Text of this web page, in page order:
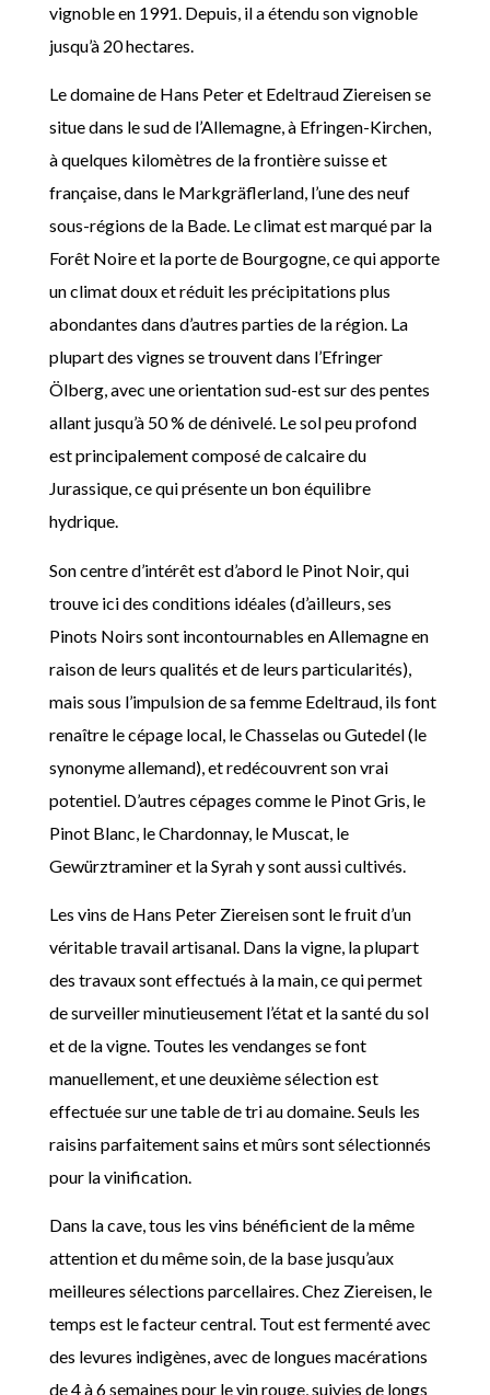
vignoble en 1991. Depuis, il a étendu son vignoble
jusqu’à 20 hectares.
Le domaine de Hans Peter et Edeltraud Ziereisen se
situe dans le sud de l’Allemagne, à Efringen-Kirchen,
à quelques kilomètres de la frontière suisse et
française, dans le Markgräflerland, l’une des neuf
sous-régions de la Bade. Le climat est marqué par la
Forêt Noire et la porte de Bourgogne, ce qui apporte
un climat doux et réduit les précipitations plus
abondantes dans d’autres parties de la région. La
plupart des vignes se trouvent dans l’Efringer
Ölberg, avec une orientation sud-est sur des pentes
allant jusqu’à 50 % de dénivelé. Le sol peu profond
est principalement composé de calcaire du
Jurassique, ce qui présente un bon équilibre
hydrique.
Son centre d’intérêt est d’abord le Pinot Noir, qui
trouve ici des conditions idéales (d’ailleurs, ses
Pinots Noirs sont incontournables en Allemagne en
raison de leurs qualités et de leurs particularités),
mais sous l’impulsion de sa femme Edeltraud, ils font
renaître le cépage local, le Chasselas ou Gutedel (le
synonyme allemand), et redécouvrent son vrai
potentiel. D’autres cépages comme le Pinot Gris, le
Pinot Blanc, le Chardonnay, le Muscat, le
Gewürztraminer et la Syrah y sont aussi cultivés.
Les vins de Hans Peter Ziereisen sont le fruit d’un
véritable travail artisanal. Dans la vigne, la plupart
des travaux sont effectués à la main, ce qui permet
de surveiller minutieusement l’état et la santé du sol
et de la vigne. Toutes les vendanges se font
manuellement, et une deuxième sélection est
effectuée sur une table de tri au domaine. Seuls les
raisins parfaitement sains et mûrs sont sélectionnés
pour la vinification.
Dans la cave, tous les vins bénéficient de la même
attention et du même soin, de la base jusqu’aux
meilleures sélections parcellaires. Chez Ziereisen, le
temps est le facteur central. Tout est fermenté avec
des levures indigènes, avec de longues macérations
de 4 à 6 semaines pour le vin rouge, suivies de longs